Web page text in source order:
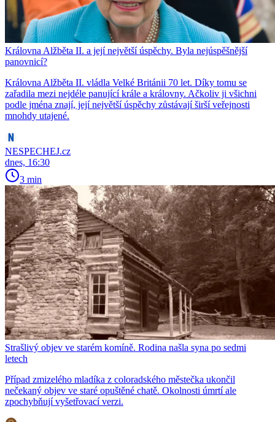
Královna Alžběta II. a její největší úspěchy. Byla nejúspěšnější
panovnicí?
Královna Alžběta II. vládla Velké Británii 70 let. Díky tomu se
zařadila mezi nejdéle panující krále a královny. Ačkoliv ji všichni
podle jména znají, její největší úspěchy zůstávají širší veřejnosti
mnohdy utajené.
NESPECHEJ.cz
dnes, 16:30
3 min
Strašlivý objev ve starém komíně. Rodina našla syna po sedmi
letech
Případ zmizelého mladíka z coloradského městečka ukončil
nečekaný objev ve staré opuštěné chatě. Okolnosti úmrtí ale
zpochybňují vyšetřovací verzi.